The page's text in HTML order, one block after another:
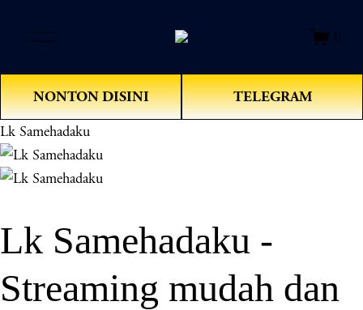
e
n
M
e
u
0
NONTON DISINI TELEGRAM
Lk Samehadaku
Lk Samehadaku -
Streaming mudah dan